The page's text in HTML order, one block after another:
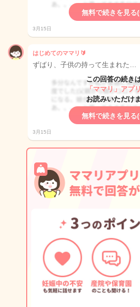
無料で続きを見る
3月15日
はじめてのママリ🔰
ずばり、子供の持って生まれた…
この回答の続き
「ママリ」アプリ
お読みいただけ
無料で続きを見る
3月15日